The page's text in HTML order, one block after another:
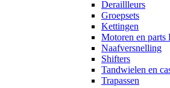
Deraillleurs
Groepsets
Kettingen
Motoren en parts
Naafversnelling
Shifters
Tandwielen en
Trapassen